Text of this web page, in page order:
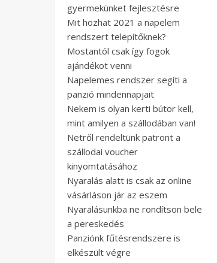
gyermekünket fejlesztésre
Mit hozhat 2021 a napelem
rendszert telepítőknek?
Mostantól csak így fogok
ajándékot venni
Napelemes rendszer segíti a
panzió mindennapjait
Nekem is olyan kerti bútor kell,
mint amilyen a szállodában van!
Netről rendeltünk patront a
szállodai voucher
kinyomtatásához
Nyaralás alatt is csak az online
vásárláson jár az eszem
Nyaralásunkba ne rondítson bele
a pereskedés
Panziónk fűtésrendszere is
elkészült végre